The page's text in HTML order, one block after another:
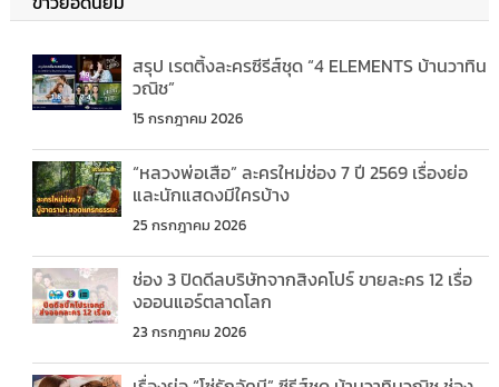
สรุป เรตติ้งละครซีรีส์ชุด “4 ELEMENTS บ้านวาทิน
วณิช”
15 กรกฎาคม 2026
“หลวงพ่อเสือ” ละครใหม่ช่อง 7 ปี 2569 เรื่องย่อ
และนักแสดงมีใครบ้าง
25 กรกฎาคม 2026
ช่อง 3 ปิดดีลบริษัทจากสิงคโปร์ ขายละคร 12 เรื่อ
งออนแอร์ตลาดโลก
23 กรกฎาคม 2026